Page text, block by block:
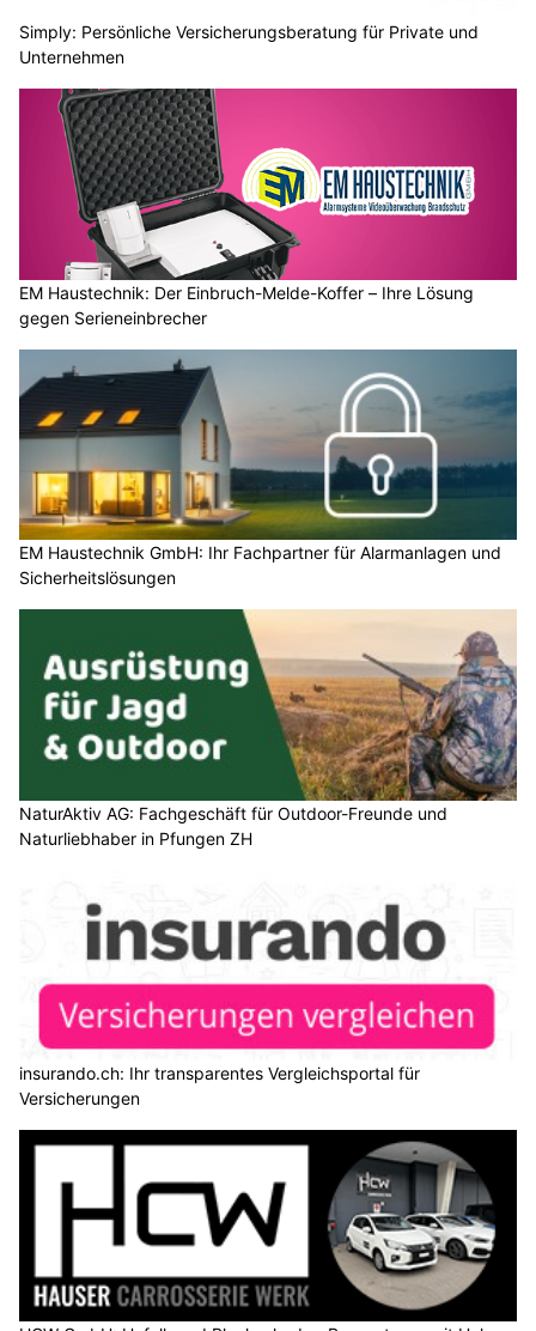
Simply: Persönliche Versicherungsberatung für Private und
Unternehmen
EM Haustechnik: Der Einbruch-Melde-Koffer – Ihre Lösung
gegen Serieneinbrecher
EM Haustechnik GmbH: Ihr Fachpartner für Alarmanlagen und
Sicherheitslösungen
NaturAktiv AG: Fachgeschäft für Outdoor-Freunde und
Naturliebhaber in Pfungen ZH
insurando.ch: Ihr transparentes Vergleichsportal für
Versicherungen